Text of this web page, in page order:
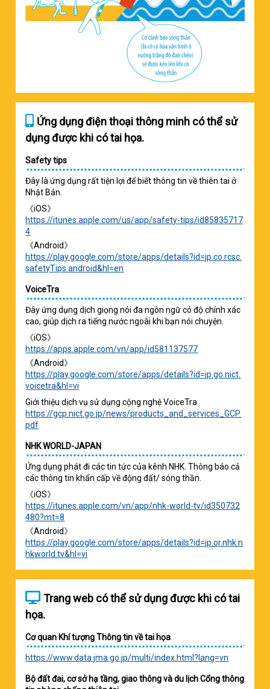
Ứng dụng điện thoại thông minh có thể sử
dụng được khi có tai họa.
Safety tips
Đây là ứng dụng rất tiện lợi để biết thông tin về thiên tai ở
Nhật Bản.
《iOS》
https://itunes.apple.com/us/app/safety-tips/id85835717
4
《Android》
https://play.google.com/store/apps/details?id=jp.co.rcsc.
safetyTips.android&hl=en
VoiceTra
Đây ứng dụng dịch giọng nói đa ngôn ngữ có độ chính xác
cao, giúp dịch ra tiếng nước ngoài khi bạn nói chuyện.
《iOS》
https://apps.apple.com/vn/app/id581137577
《Android》
https://play.google.com/store/apps/details?id=jp.go.nict.
voicetra&hl=vi
Giới thiệu dịch vụ sử dụng cộng nghệ VoiceTra
https://gcp.nict.go.jp/news/products_and_services_GCP.
pdf
NHK WORLD-JAPAN
Ứng dụng phát đi các tin tức của kênh NHK. Thông báo cả
các thông tin khẩn cấp về động đất/ sóng thần.
《iOS》
https://itunes.apple.com/vn/app/nhk-world-tv/id350732
480?mt=8
《Android》
https://play.google.com/store/apps/details?id=jp.or.nhk.n
hkworld.tv&hl=vi
Trang web có thể sử dụng được khi có tai
họa.
Cơ quan Khí tượng Thông tin về tai họa
https://www.data.jma.go.jp/multi/index.html?lang=vn
Bộ đất đai, cơ sở hạ tầng, giao thông và du lịch Cổng thông